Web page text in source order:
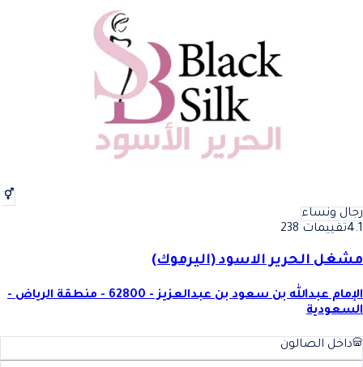
رجال ونساء
4.1تقييمات 238
مشغل الحرير الاسود (اليرموك)
الإمام عبدالله بن سعود بن عبدالعزيز - 62800 - منطقة الرياض -
السعودية
داخل الصالون